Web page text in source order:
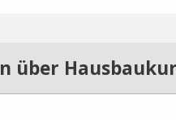
über